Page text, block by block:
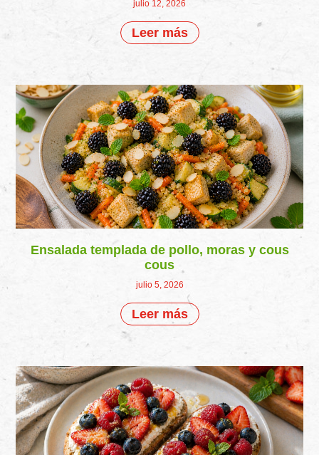
julio 12, 2026
Leer más
Ensalada templada de pollo, moras y cous
cous
julio 5, 2026
Leer más